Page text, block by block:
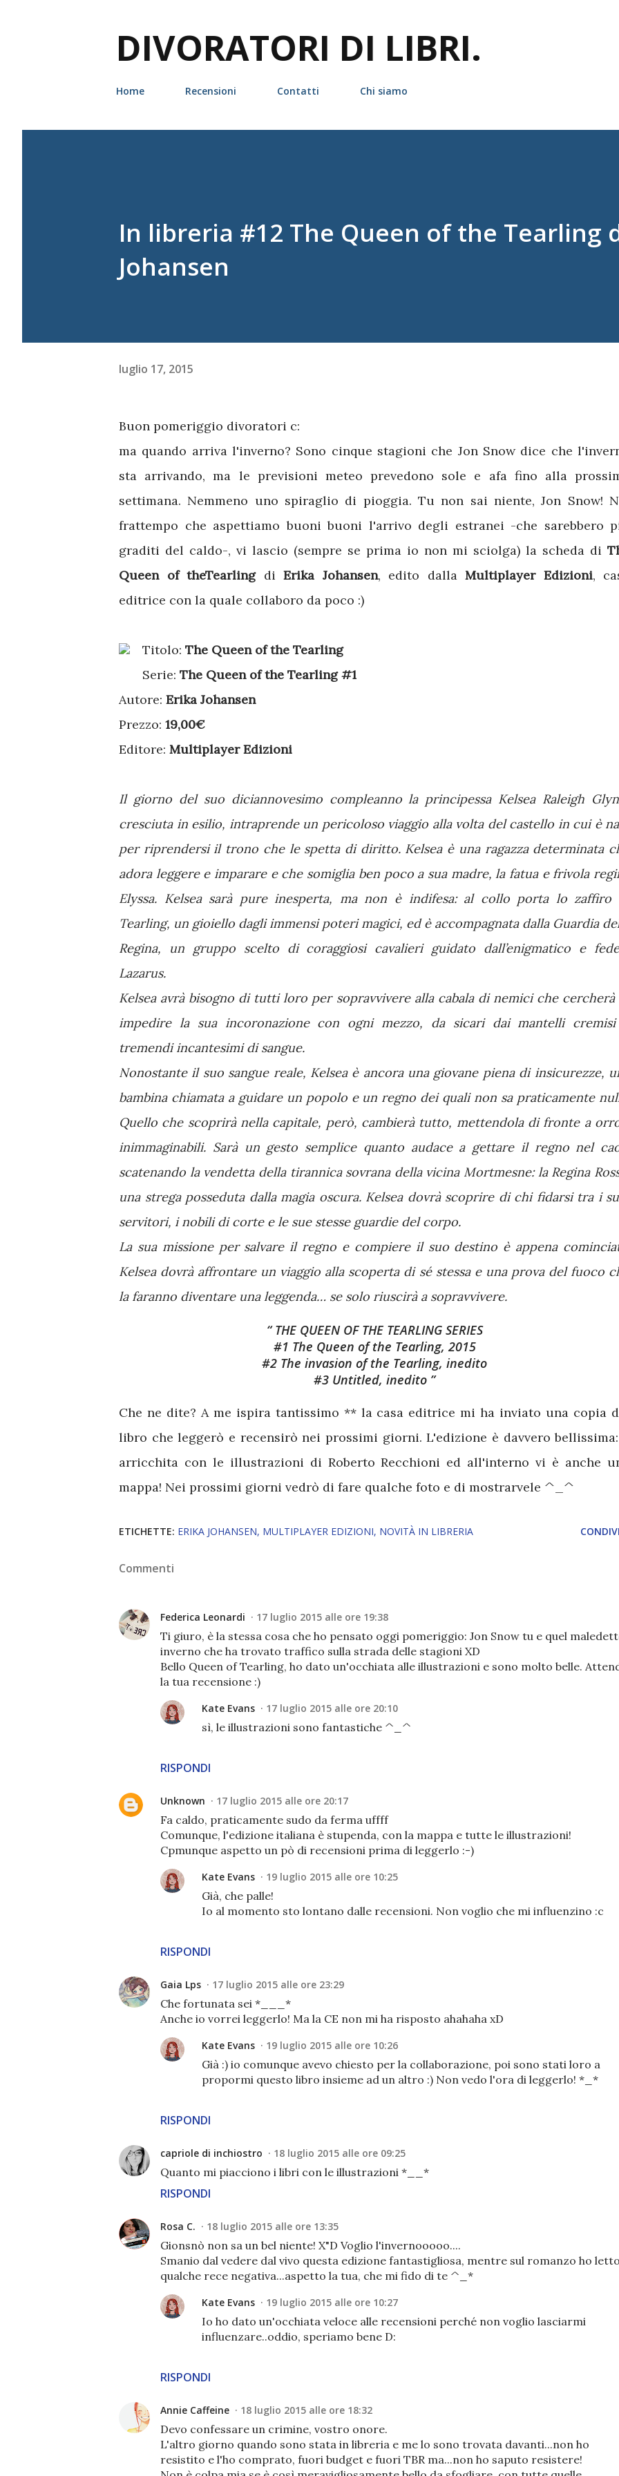
DIVORATORI DI LIBRI.
Home Recensioni Contatti Chi siamo
In libreria #12 The Queen of the Tearling
Johansen
luglio 17, 2015
Buon pomeriggio divoratori c:
ma quando arriva l'inverno? Sono cinque stagioni che Jon Snow dice che
sta arrivando, ma le previsioni meteo prevedono sole e afa fino alla
settimana. Nemmeno uno spiraglio di pioggia. Tu non sai niente, Jon Snow!
frattempo che aspettiamo buoni buoni l'arrivo degli estranei -che sarebbero
graditi del caldo-, vi lascio (sempre se prima io non mi sciolga) la scheda di
Queen of theTearlingdi Erika Johansen, edito dalla Multiplayer Edizioni,
editrice con la quale collaboro da poco :)
Titolo: The Queen of the Tearling
Serie: The Queen of the Tearling #1
Autore: Erika Johansen
Prezzo: 19,00€
Editore: Multiplayer Edizioni
Il giorno del suo diciannovesimo compleanno la principessa Kelsea Raleigh
cresciuta in esilio, intraprende un pericoloso viaggio alla volta del castello in cui è
per riprendersi il trono che le spetta di diritto. Kelsea è una ragazza determinata
adora leggere e imparare e che somiglia ben poco a sua madre, la fatua e frivola
Elyssa. Kelsea sarà pure inesperta, ma non è indifesa: al collo porta lo zaffiro
Tearling, un gioiello dagli immensi poteri magici, ed è accompagnata dalla Guardia
Regina, un gruppo scelto di coraggiosi cavalieri guidato dall’enigmatico e
Lazarus.
Kelsea avrà bisogno di tutti loro per sopravvivere alla cabala di nemici che cercherà
impedire la sua incoronazione con ogni mezzo, da sicari dai mantelli
tremendi incantesimi di sangue.
Nonostante il suo sangue reale, Kelsea è ancora una giovane piena di insicurezze,
bambina chiamata a guidare un popolo e un regno dei quali non sa praticamente
Quello che scoprirà nella capitale, però, cambierà tutto, mettendola di fronte a
inimmaginabili. Sarà un gesto semplice quanto audace a gettare il regno nel
scatenando la vendetta della tirannica sovrana della vicina Mortmesne: la Regina
una strega posseduta dalla magia oscura. Kelsea dovrà scoprire di chi fidarsi tra i
servitori, i nobili di corte e le sue stesse guardie del corpo.
La sua missione per salvare il regno e compiere il suo destino è appena
Kelsea dovrà affrontare un viaggio alla scoperta di sé stessa e una prova del fuoco
la faranno diventare una leggenda… se solo riuscirà a sopravvivere.
THE QUEEN OF THE TEARLING SERIES
#1 The Queen of the Tearling, 2015
#2 The invasion of the Tearling, inedito
#3 Untitled, inedito
Che ne dite? A me ispira tantissimo ** la casa editrice mi ha inviato una copia
libro che leggerò e recensirò nei prossimi giorni. L'edizione è davvero
arricchita con le illustrazioni di Roberto Recchioni ed all'interno vi è anche
mappa! Nei prossimi giorni vedrò di fare qualche foto e di mostrarvele ^_^
ETICHETTE: ERIKA JOHANSEN MULTIPLAYER EDIZIONI NOVITÀ IN LIBRERIA
Commenti
Federica Leonardi 17 luglio 2015 alle ore 19:38
Ti giuro, è la stessa cosa che ho pensato oggi pomeriggio: Jon Snow tu e quel
inverno che ha trovato traffico sulla strada delle stagioni XD
Bello Queen of Tearling, ho dato un'occhiata alle illustrazioni e sono molto belle.
la tua recensione :)
RISPONDI
Kate Evans 17 luglio 2015 alle ore 20:10
sì, le illustrazioni sono fantastiche ^_^
Unknown 17 luglio 2015 alle ore 20:17
Fa caldo, praticamente sudo da ferma uffff
Comunque, l'edizione italiana è stupenda, con la mappa e tutte le illustrazioni!
Cpmunque aspetto un pò di recensioni prima di leggerlo :-)
RISPONDI
Kate Evans 19 luglio 2015 alle ore 10:25
Già, che palle!
Io al momento sto lontano dalle recensioni. Non voglio che mi influenzino :c
Gaia Lps 17 luglio 2015 alle ore 23:29
Che fortunata sei *___*
Anche io vorrei leggerlo! Ma la CE non mi ha risposto ahahaha xD
RISPONDI
Kate Evans 19 luglio 2015 alle ore 10:26
Già :) io comunque avevo chiesto per la collaborazione, poi sono stati loro a
propormi questo libro insieme ad un altro :) Non vedo l'ora di leggerlo! *_*
capriole di inchiostro 18 luglio 2015 alle ore 09:25
Quanto mi piacciono i libri con le illustrazioni *__*
RISPONDI
Rosa C. 18 luglio 2015 alle ore 13:35
Gionsnò non sa un bel niente! X"D Voglio l'invernooooo....
Smanio dal vedere dal vivo questa edizione fantastigliosa, mentre sul romanzo ho letto
qualche rece negativa...aspetto la tua, che mi fido di te ^_*
RISPONDI
Kate Evans 19 luglio 2015 alle ore 10:27
Io ho dato un'occhiata veloce alle recensioni perché non voglio lasciarmi
influenzare..oddio, speriamo bene D:
Annie Caffeine 18 luglio 2015 alle ore 18:32
Devo confessare un crimine, vostro onore.
L'altro giorno quando sono stata in libreria e me lo sono trovata davanti...non ho
resistito e l'ho comprato, fuori budget e fuori TBR ma...non ho saputo resistere!